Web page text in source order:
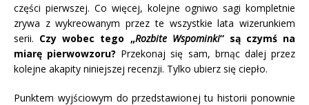
części pierwszej. Co więcej, kolejne ogniwo sagi kompletnie
zrywa z wykreowanym przez te wszystkie lata wizerunkiem
serii. Czy wobec tego „Rozbite Wspominki” są czymś na
miarę pierwowzoru? Przekonaj się sam, brnąc dalej przez
kolejne akapity niniejszej recenzji. Tylko ubierz się ciepło.
Punktem wyjściowym do przedstawionej tu historii ponownie